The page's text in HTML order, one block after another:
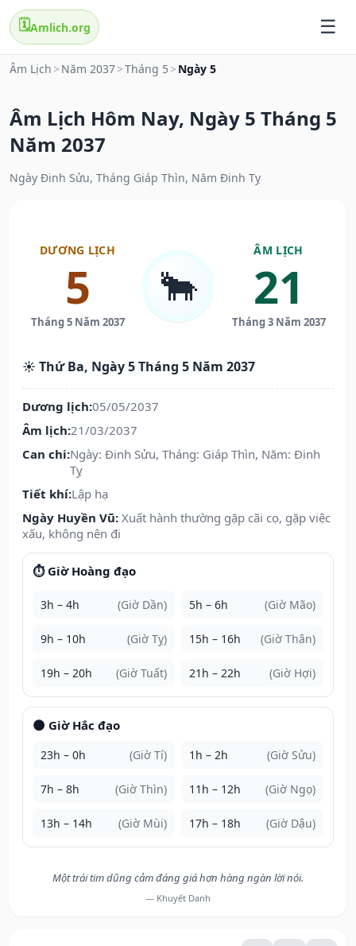
🗓️Amlich.org
Âm Lịch > Năm 2037>Tháng 5 > Ngày 5
Âm Lịch Hôm Nay, Ngày 5 Tháng 5
Năm 2037
Ngày Đinh Sửu, Tháng Giáp Thìn, Năm Đinh Tỵ
DƯƠNG LỊCH
5
Tháng 5 Năm 2037
🐂
ÂM LỊCH
21
Tháng 3 Năm 2037
☀️ Thứ Ba, Ngày 5 Tháng 5 Năm 2037
Dương lịch:05/05/2037
Âm lịch:21/03/2037
Can chi:Ngày: Đinh Sửu, Tháng: Giáp Thìn, Năm: Đinh
Tỵ
Tiết khí:Lập hạ
Ngày Huyền Vũ: Xuất hành thường gặp cãi cọ, gặp việc
xấu, không nên đi
⏱️ Giờ Hoàng đạo
3h – 4h (Giờ Dần) 5h – 6h (Giờ Mão)
9h – 10h (Giờ Tỵ) 15h – 16h (Giờ Thân)
19h – 20h (Giờ Tuất) 21h – 22h (Giờ Hợi)
🌑 Giờ Hắc đạo
23h – 0h (Giờ Tí) 1h – 2h (Giờ Sửu)
7h – 8h (Giờ Thìn) 11h – 12h (Giờ Ngọ)
13h – 14h (Giờ Mùi) 17h – 18h (Giờ Dậu)
Một trái tim dũng cảm đáng giá hơn hàng ngàn lời nói.
— Khuyết Danh